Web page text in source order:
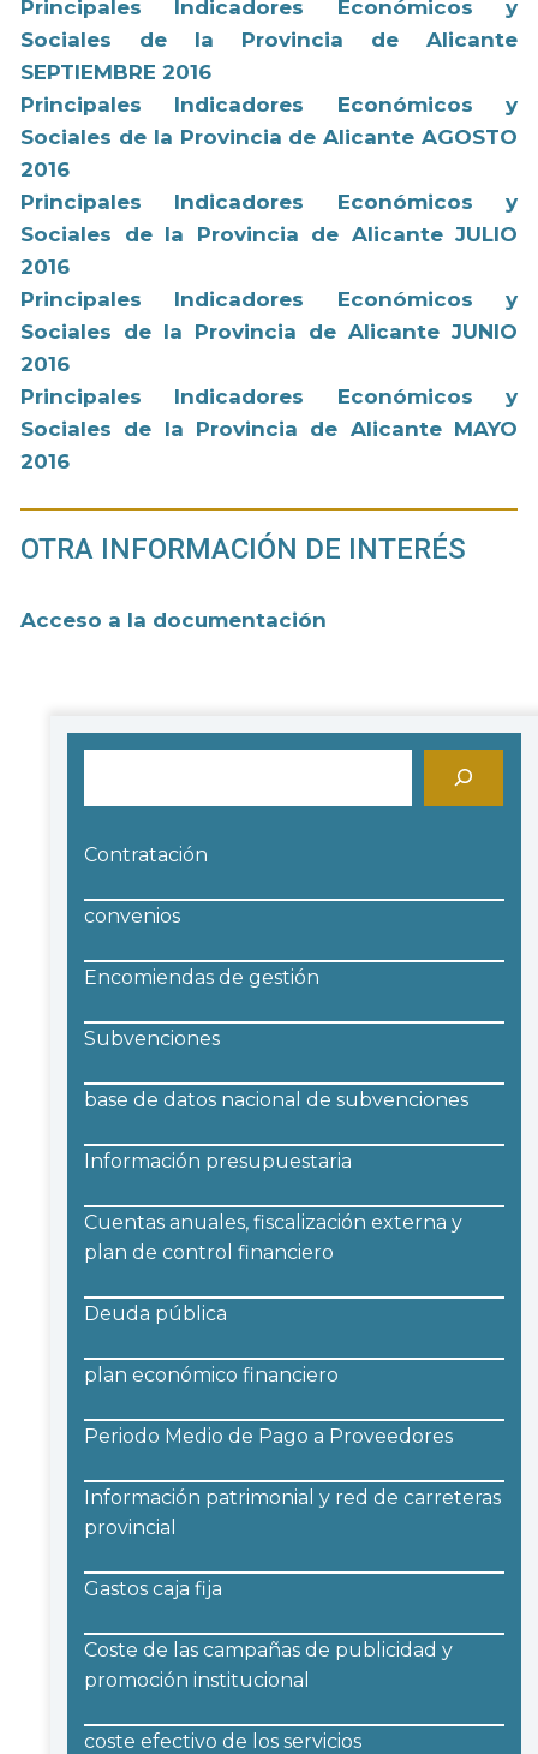
Principales Indicadores Económicos y
Sociales de la Provincia de Alicante
SEPTIEMBRE 2016
Principales Indicadores Económicos y
Sociales de la Provincia de Alicante AGOSTO
2016
Principales Indicadores Económicos y
Sociales de la Provincia de Alicante JULIO
2016
Principales Indicadores Económicos y
Sociales de la Provincia de Alicante JUNIO
2016
Principales Indicadores Económicos y
Sociales de la Provincia de Alicante MAYO
2016
OTRA INFORMACIÓN DE INTERÉS
Acceso a la documentación
Contratación
convenios
Encomiendas de gestión
Subvenciones
base de datos nacional de subvenciones
Información presupuestaria
Cuentas anuales, fiscalización externa y
plan de control financiero
Deuda pública
plan económico financiero
Periodo Medio de Pago a Proveedores
Información patrimonial y red de carreteras
provincial
Gastos caja fija
Coste de las campañas de publicidad y
promoción institucional
coste efectivo de los servicios